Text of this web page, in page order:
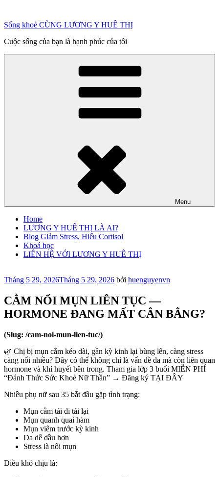
phần
dung
Sống khoẻ CÙNG LƯƠNG Y HUÊ THỊ
Cuộc sống của bạn là hạnh phúc của tôi
Menu
Home
LƯƠNG Y HUÊ THỊ LÀ AI?
Blog Giảm Stress, Hiểu Cortisol
Khoá học
LIÊN HỆ VỚI LƯƠNG Y HUÊ THỊ
Đăng
Tháng 5 29, 2026Tháng 5 29, 2026 bởi huenguyenvn
CẰM NỔI MỤN LIÊN TỤC —
HORMONE ĐANG MẤT CÂN BẰNG?
(Slug: /cam-noi-mun-lien-tuc/)
🌿 Chị bị mụn cằm kéo dài, gần kỳ kinh lại bùng lên, càng stress
càng nổi nhiều? Đây có thể không chỉ là vấn đề da mà còn liên quan
hormone và khí huyết bên trong. Tham gia lớp 3 buổi MIỄN PHÍ
“Đánh Thức Sức Khoẻ Nữ Thần” → Đăng ký TẠI ĐÂY
Nhiều phụ nữ sau 35 bắt đầu gặp tình trạng:
Mụn cằm tái đi tái lại
Mụn quanh quai hàm
Mụn viêm trước kỳ kinh
Da dễ dầu hơn
Stress là nổi mụn
Điều khó chịu là: